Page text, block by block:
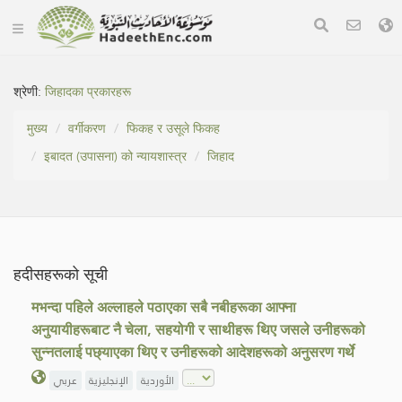
श्रेणी:जिहादका प्रकारहरू
मुख्य
वर्गीकरण
फिकह र उसूले फिकह
इबादत (उपासना) को न्यायशास्त्र
जिहाद
हदीसहरूको सूची
मभन्दा पहिले अल्लाहले पठाएका सबै नबीहरूका आफ्ना
अनुयायीहरूबाट नै चेला, सहयोगी र साथीहरू थिए जसले उनीहरूको
सुन्नतलाई पछ्याएका थिए र उनीहरूको आदेशहरूको अनुसरण गर्थे
عربي الإنجليزية الأوردية